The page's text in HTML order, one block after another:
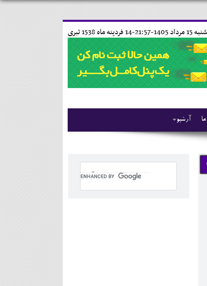
14 فردينه ماه 1538 تبری 1405-21:57-
آرشیو